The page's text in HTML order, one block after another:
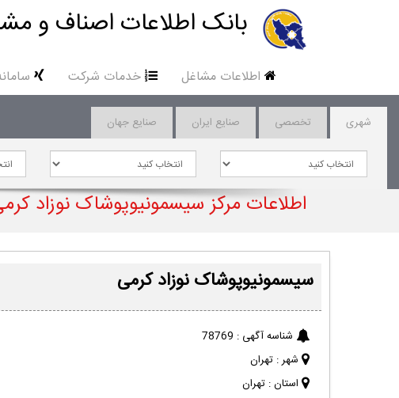
بانک اطلاعات اصناف و
اطلاعات مشاغل خدمات شرکت
شهری تخصصی صنایع ایران صنایع جهان
اطلاعات مرکز سیسمونیوپوشاک نوزاد
سیسمونیوپوشاک نوزاد کرمی
شناسه آگهی : 78769
شهر : تهران
استان : تهران